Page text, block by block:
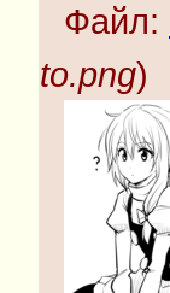
Файл:
to.png)